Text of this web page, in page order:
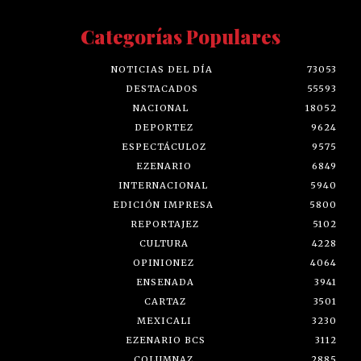
Categorías Populares
NOTICIAS DEL DÍA
73053
DESTACADOS
55593
NACIONAL
18052
DEPORTEZ
9624
ESPECTÁCULOZ
9575
EZENARIO
6849
INTERNACIONAL
5940
EDICIÓN IMPRESA
5800
REPORTAJEZ
5102
CULTURA
4228
OPINIONEZ
4064
ENSENADA
3941
CARTAZ
3501
MEXICALI
3230
EZENARIO BCS
3112